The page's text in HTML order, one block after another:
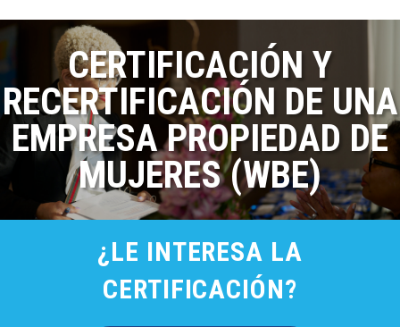
CERTIFICACIÓN Y
RECERTIFICACIÓN DE UNA
EMPRESA PROPIEDAD DE
MUJERES (WBE)
¿LE INTERESA LA
CERTIFICACIÓN?